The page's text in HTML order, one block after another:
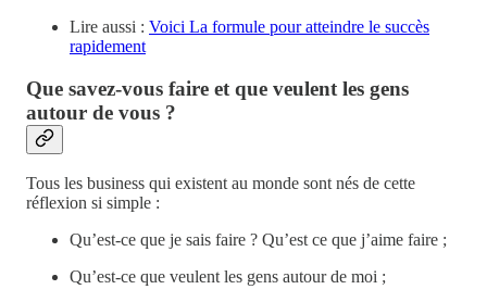
Lire aussi : Voici La formule pour atteindre le succès
rapidement
Que savez-vous faire et que veulent les gens
autour de vous ?
Tous les business qui existent au monde sont nés de cette
réflexion si simple :
Qu’est-ce que je sais faire ? Qu’est ce que j’aime faire ;
Qu’est-ce que veulent les gens autour de moi ;